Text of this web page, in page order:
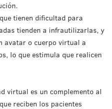
tienen dificultad para
tienden a infrautilizarlas, y
avatar o cuerpo virtual a
lo que estimula que realicen
virtual es un complemento al
reciben los pacientes